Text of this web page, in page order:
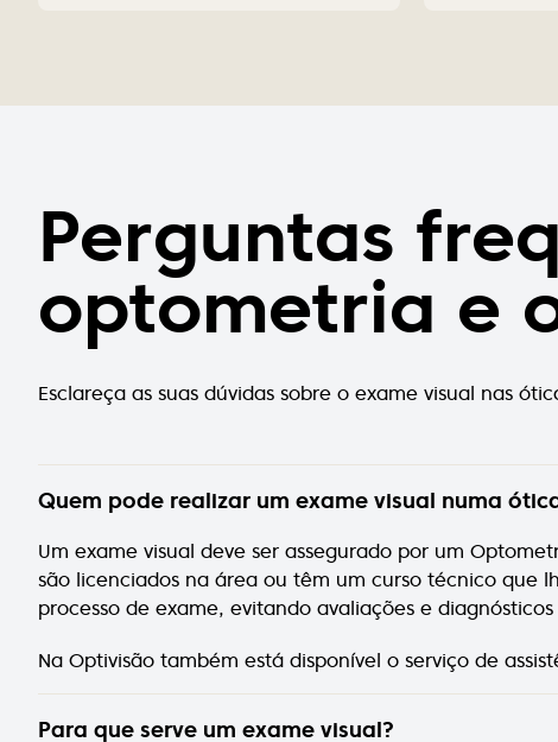
Perguntas
optometria e
Esclareça as suas dúvidas sobre o exame visual nas
Quem pode realizar um exame visual numa
Um exame visual deve ser assegurado por um
são licenciados na área ou têm um curso técnico que
processo de exame, evitando avaliações e
Na Optivisão também está disponível o serviço de
Para que serve um exame visual?